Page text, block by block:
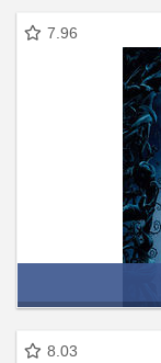
7.96
8.03